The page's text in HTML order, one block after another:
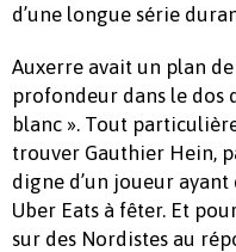
d’une longue série
Auxerre avait un plan
profondeur dans le dos
blanc ». Tout
trouver Gauthier Hein,
digne d’un joueur
Uber Eats à fêter. Et
sur des Nordistes au